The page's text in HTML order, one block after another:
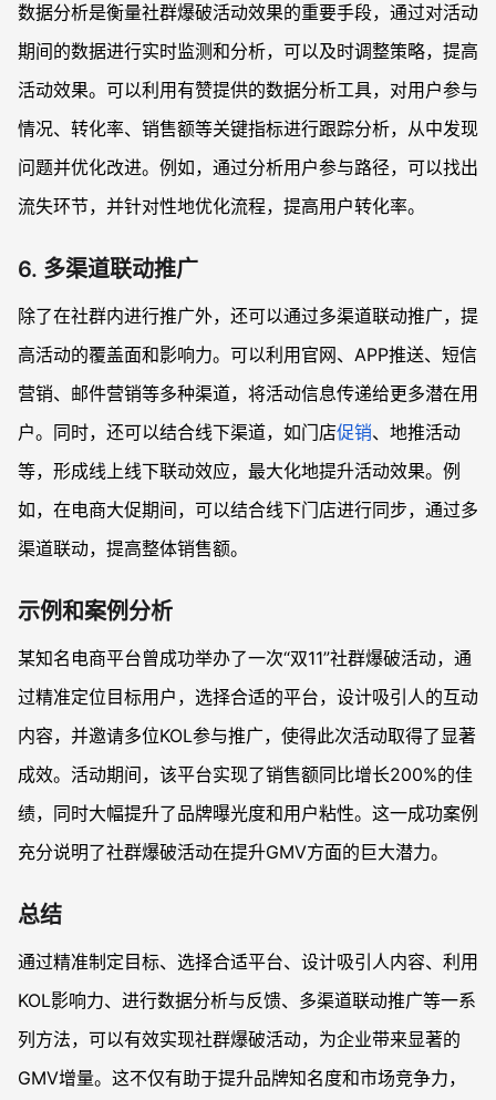
数据分析是衡量社群爆破活动效果的重要手段，通过对活动
期间的数据进行实时监测和分析，可以及时调整策略，提高
活动效果。可以利用有赞提供的数据分析工具，对用户参与
情况、转化率、销售额等关键指标进行跟踪分析，从中发现
问题并优化改进。例如，通过分析用户参与路径，可以找出
流失环节，并针对性地优化流程，提高用户转化率。
6. 多渠道联动推广
除了在社群内进行推广外，还可以通过多渠道联动推广，提
高活动的覆盖面和影响力。可以利用官网、APP推送、短信
营销、邮件营销等多种渠道，将活动信息传递给更多潜在用
户。同时，还可以结合线下渠道，如门店促销、地推活动
等，形成线上线下联动效应，最大化地提升活动效果。例
如，在电商大促期间，可以结合线下门店进行同步，通过多
渠道联动，提高整体销售额。
示例和案例分析
某知名电商平台曾成功举办了一次“双11”社群爆破活动，通
过精准定位目标用户，选择合适的平台，设计吸引人的互动
内容，并邀请多位KOL参与推广，使得此次活动取得了显著
成效。活动期间，该平台实现了销售额同比增长200%的佳
绩，同时大幅提升了品牌曝光度和用户粘性。这一成功案例
充分说明了社群爆破活动在提升GMV方面的巨大潜力。
总结
通过精准制定目标、选择合适平台、设计吸引人内容、利用
KOL影响力、进行数据分析与反馈、多渠道联动推广等一系
列方法，可以有效实现社群爆破活动，为企业带来显著的
GMV增量。这不仅有助于提升品牌知名度和市场竞争力，